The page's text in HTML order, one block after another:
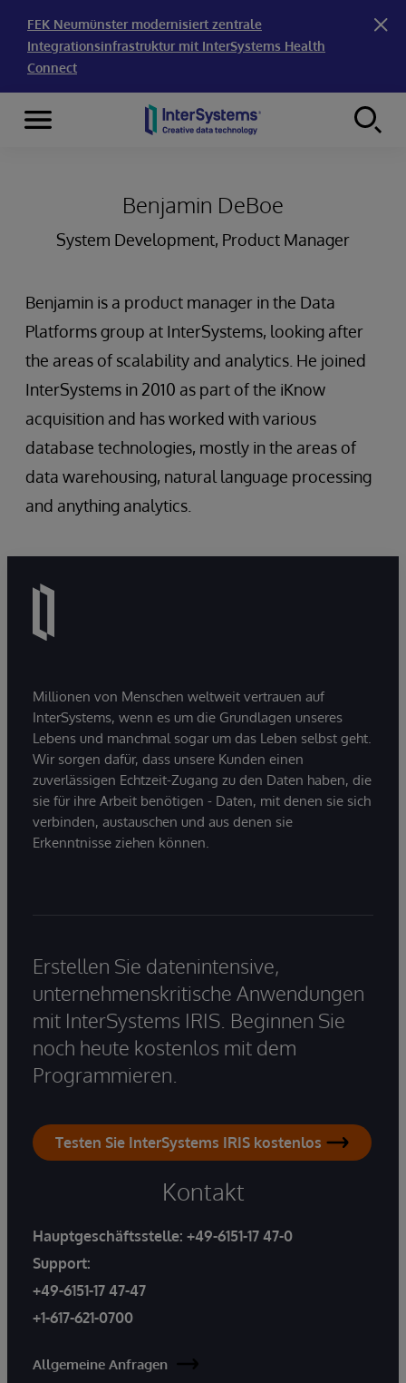
FEK Neumünster modernisiert zentrale
Integrationsinfrastruktur mit InterSystems Health
Connect
Skip to content
Menu
Benjamin DeBoe
System Development, Product Manager
Benjamin is a product manager in the Data
Platforms group at InterSystems, looking after
the areas of scalability and analytics. He joined
InterSystems in 2010 as part of the iKnow
acquisition and has worked with various
database technologies, mostly in the areas of
data warehousing, natural language processing
and anything analytics.
Millionen von Menschen weltweit vertrauen auf
InterSystems, wenn es um die Grundlagen unseres
Lebens und manchmal sogar um das Leben selbst geht.
Wir sorgen dafür, dass unsere Kunden einen
zuverlässigen Echtzeit-Zugang zu den Daten haben, die
sie für ihre Arbeit benötigen - Daten, mit denen sie sich
verbinden, austauschen und aus denen sie
Erkenntnisse ziehen können.
Erstellen Sie datenintensive,
unternehmenskritische Anwendungen
mit InterSystems IRIS. Beginnen Sie
noch heute kostenlos mit dem
Programmieren.
Testen Sie InterSystems IRIS kostenlos
Kontakt
Hauptgeschäftsstelle: +49-6151-17 47-0
Support:
+49-6151-17 47-47
+1-617-621-0700
Allgemeine Anfragen